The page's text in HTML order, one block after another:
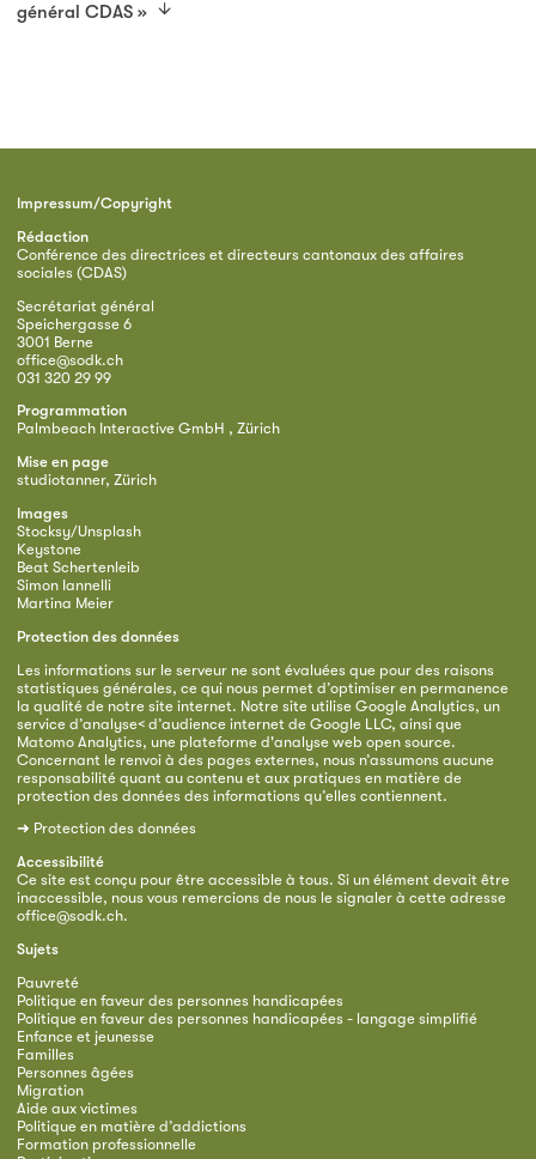
général CDAS »
Impressum/Copyright
Rédaction
Conférence des directrices et directeurs cantonaux des affaires
sociales (CDAS)
Secrétariat général
Speichergasse 6
3001 Berne
office@sodk.ch
031 320 29 99
Programmation
Palmbeach Interactive GmbH , Zürich
Mise en page
studiotanner, Zürich
Images
Stocksy/Unsplash
Keystone
Beat Schertenleib
Simon Iannelli
Martina Meier
Protection des données
Les informations sur le serveur ne sont évaluées que pour des raisons
statistiques générales, ce qui nous permet d’optimiser en permanence
la qualité de notre site internet. Notre site utilise Google Analytics, un
service d’analyse< d’audience internet de Google LLC, ainsi que
Matomo Analytics, une plateforme d'analyse web open source.
Concernant le renvoi à des pages externes, nous n’assumons aucune
responsabilité quant au contenu et aux pratiques en matière de
protection des données des informations qu’elles contiennent.
➜ Protection des données
Accessibilité
Ce site est conçu pour être accessible à tous. Si un élément devait être
inaccessible, nous vous remercions de nous le signaler à cette adresse
office@sodk.ch.
Sujets
Pauvreté
Politique en faveur des personnes handicapées
Politique en faveur des personnes handicapées - langage simplifié
Enfance et jeunesse
Familles
Personnes âgées
Migration
Aide aux victimes
Politique en matière d’addictions
Formation professionnelle